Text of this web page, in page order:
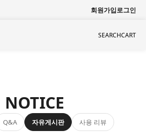
회원가입로그인
SEARCHCART
NOTICE
Q&A 자유게시판 사용 리뷰